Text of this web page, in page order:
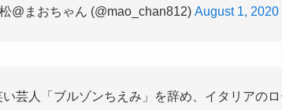
@まおちゃん (@mao_chan812) August 1, 2020
芸人「ブルゾンちえみ」を辞め、イタリアの